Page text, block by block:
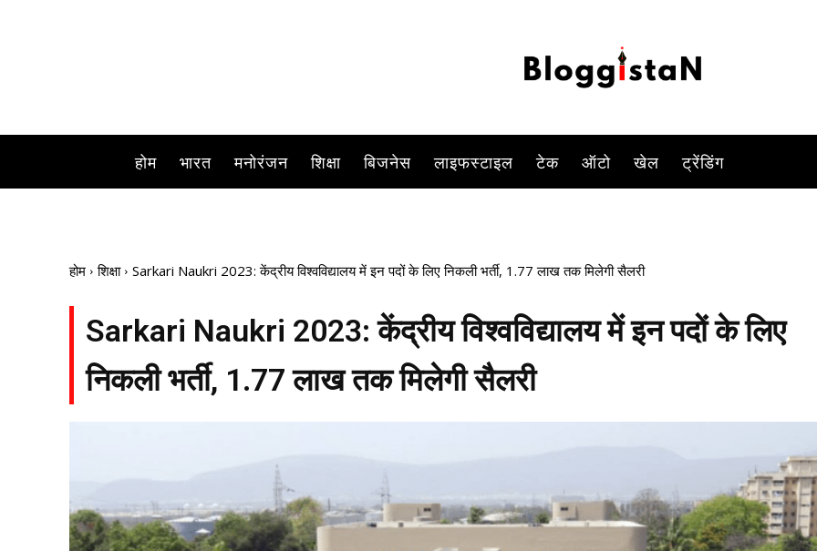
होम भारत मनोरंजन शिक्षा बिजनेस लाइफस्टाइल टेक ऑटो खेल ट्रेंडिंग
होम शिक्षा Sarkari Naukri 2023: केंद्रीय विश्वविद्यालय में इन पदों के लिए निकली भर्ती, 1.77 लाख तक मिलेगी सैलरी
Sarkari Naukri 2023: केंद्रीय विश्वविद्यालय में इन पदों के लिए
निकली भर्ती, 1.77 लाख तक मिलेगी सैलरी